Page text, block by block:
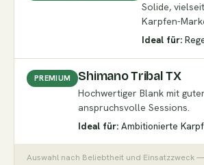
Solide,
Karpfen-
Ideal für:
PREMIUM Shimano Tribal TX
Hochwertiger Blank mit
anspruchsvolle Sessions.
Ideal für: Ambitionierte
Auswahl nach Beliebtheit und Einsatzzweck